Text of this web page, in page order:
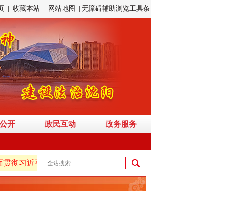
收藏本站 网站地图 无障碍辅助浏览工具条
开 政民互动 政务服务
习近平新时代中国特色社会主义思想，弘扬伟大建党精神，自信